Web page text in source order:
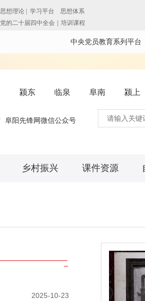
中央党员教育系列平台
颍东 临泉 阜南 颍上
阜阳先锋网微信公众号
乡村振兴 课件资源
2025-10-23